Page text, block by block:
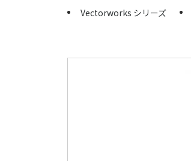
Vectorworks シリーズ